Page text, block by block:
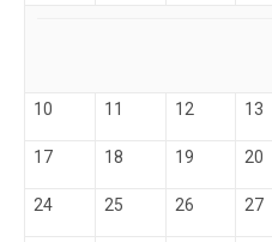
10 11 12 13
17 18 19 20
24 25 26 27